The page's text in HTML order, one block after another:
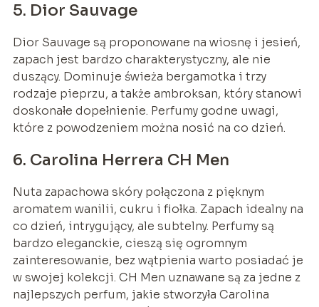
5. Dior Sauvage
Dior Sauvage są proponowane na wiosnę i jesień,
zapach jest bardzo charakterystyczny, ale nie
duszący. Dominuje świeża bergamotka i trzy
rodzaje pieprzu, a także ambroksan, który stanowi
doskonałe dopełnienie. Perfumy godne uwagi,
które z powodzeniem można nosić na co dzień.
6. Carolina Herrera CH Men
Nuta zapachowa skóry połączona z pięknym
aromatem wanilii, cukru i fiołka. Zapach idealny na
co dzień, intrygujący, ale subtelny. Perfumy są
bardzo eleganckie, cieszą się ogromnym
zainteresowanie, bez wątpienia warto posiadać je
w swojej kolekcji. CH Men uznawane są za jedne z
najlepszych perfum, jakie stworzyła Carolina